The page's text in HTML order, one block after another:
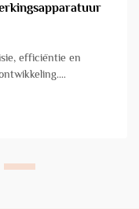
efficiëntie en
de kwaliteit